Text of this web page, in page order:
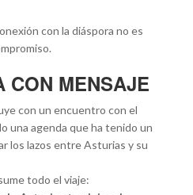
con la diáspora no es
CON MENSAJE
con un encuentro con el
una agenda que ha tenido un
los lazos entre Asturias y su
todo el viaje: